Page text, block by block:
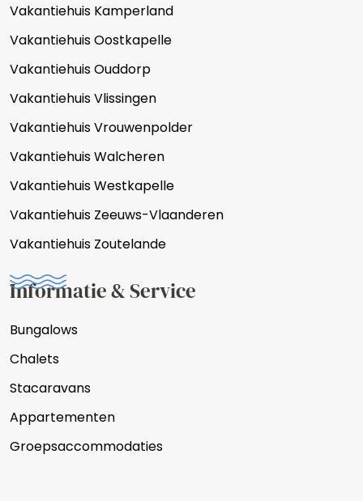
Vakantiehuis Kamperland
Vakantiehuis Oostkapelle
Vakantiehuis Ouddorp
Vakantiehuis Vlissingen
Vakantiehuis Vrouwenpolder
Vakantiehuis Walcheren
Vakantiehuis Westkapelle
Vakantiehuis Zeeuws-Vlaanderen
Vakantiehuis Zoutelande
Informatie & Service
Bungalows
Chalets
Stacaravans
Appartementen
Groepsaccommodaties